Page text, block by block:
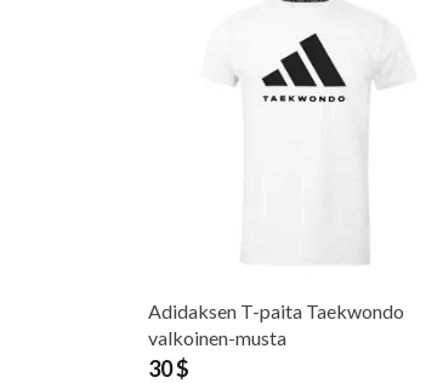
Adidaksen T-paita Taekwondo
valkoinen-musta
30 $